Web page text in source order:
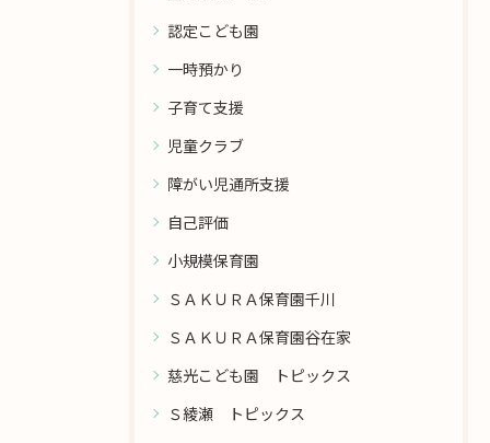
認定こども園
一時預かり
子育て支援
児童クラブ
障がい児通所支援
自己評価
小規模保育園
ＳＡＫＵＲＡ保育園千川
ＳＡＫＵＲＡ保育園谷在家
慈光こども園 トピックス
Ｓ綾瀬 トピックス